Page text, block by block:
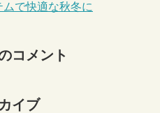
ムで快適な秋冬に
コメント
イブ